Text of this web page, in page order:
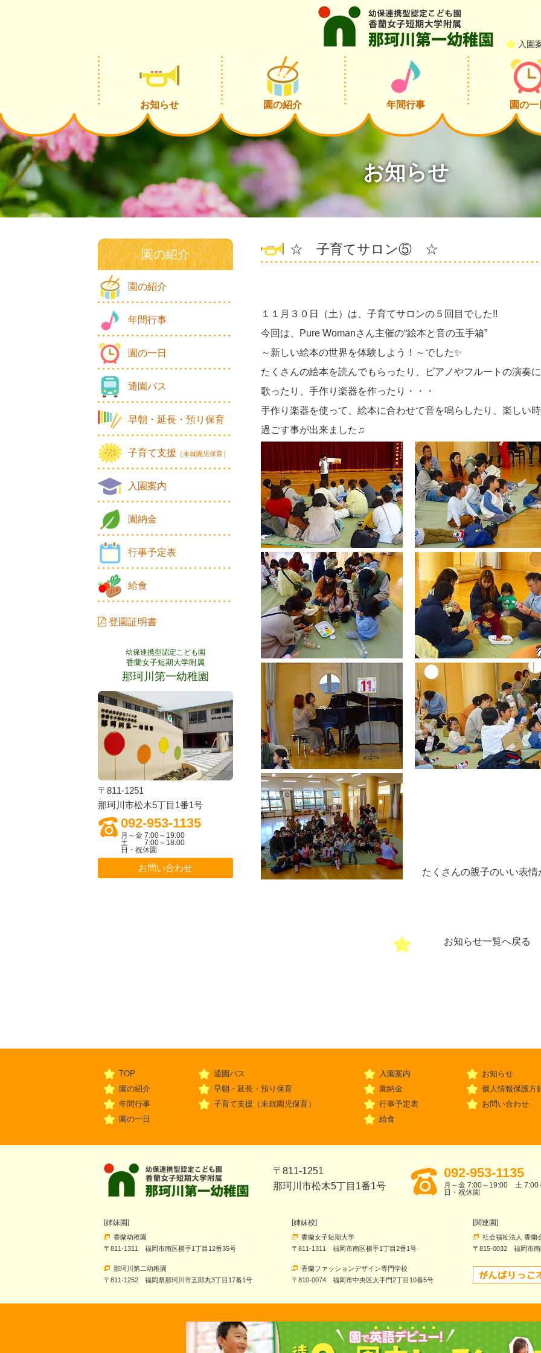
お知らせ 園の紹介 年間行事 園の一
入園
お知らせ
☆ 子育てサロン⑤ ☆
１１月３０日（土）は、子育てサロンの５回目でした!!
今回は、Pure Womanさん主催の“絵本と音の玉手箱”
～新しい絵本の世界を体験しよう！～でした✨
たくさんの絵本を読んでもらったり、ピアノやフルートの演奏
歌ったり、手作り楽器を作ったり・・・
手作り楽器を使って、絵本に合わせて音を鳴らしたり、楽しい
過ごす事が出来ました♫
たくさんの親子のいい表情
お知らせ一覧へ戻る
園の紹介
園の紹介
年間行事
園の一日
通園バス
早朝・延長・預り保育
子育て支援 （未就園児保育）
入園案内
園納金
行事予定表
給食
登園証明書
幼保連携型認定こども園
香蘭女子短期大学附属
那珂川第一幼稚園
〒811-1251
那珂川市松木5丁目1番1号
092-953-1135
月～金 7:00～19:00
土 7:00～18:00
日・祝休園
お問い合わせ
TOP
園の紹介
年間行事
園の一日
通園バス
早朝・延長・預り保育
子育て支援（未就園児保育）
入園案内
園納金
行事予定表
給食
お知らせ
個人情報保護方
お問い合わせ
〒811-1251
那珂川市松木5丁目1番1号
092-953-1135
月～金 7:00～19:00 土 7:00
日・祝休園
[姉妹園]
香蘭幼稚園
〒811-1311 福岡市南区横手1丁目12番35号
那珂川第二幼稚園
〒811-1252 福岡県那珂川市五郎丸3丁目17番1号
[姉妹校]
香蘭女子短期大学
〒811-1311 福岡市南区横手1丁目2番1号
香蘭ファッションデザイン専門学校
〒810-0074 福岡市中央区大手門2丁目10番5号
[関連園]
社会福祉法人 香蘭
〒815-0032 福岡市南